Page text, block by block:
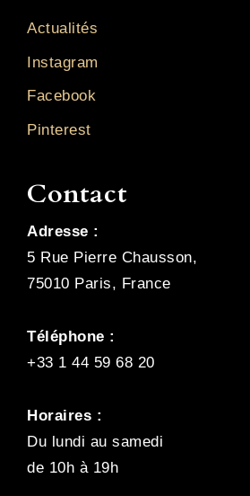
Actualités
Instagram
Facebook
Pinterest
Contact
Adresse :
5 Rue Pierre Chausson,
75010 Paris, France
Téléphone :
+33 1 44 59 68 20
Horaires :
Du lundi au samedi
de 10h à 19h